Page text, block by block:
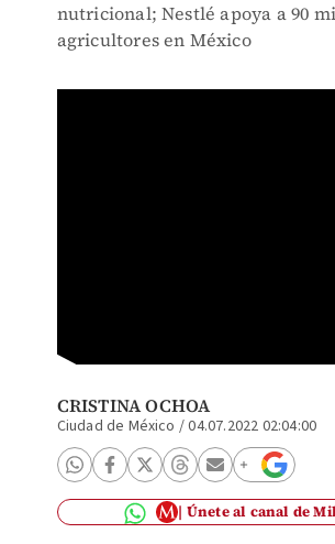
nutricional; Nestlé apoya a 90
agricultores en México
CRISTINA OCHOA
Ciudad de México /04.07.2022 02:04:00
Únete al canal de